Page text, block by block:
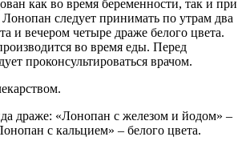
как во время беременности, так и при
следует принимать по утрам два
и вечером четыре драже белого цвета.
во время еды. Перед
проконсультироваться врачом.
драже: «Лонопан с железом и йодом» –
с кальцием» – белого цвета.